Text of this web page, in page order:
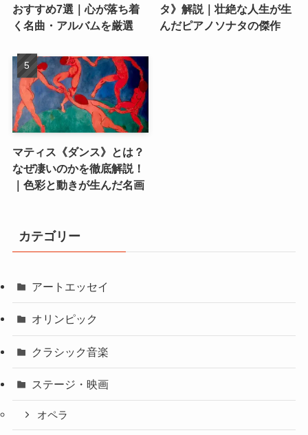
おすすめ7選｜心が落ち着
く名曲・アルバムを厳選
タ》解説｜壮絶な人生が生
んだピアノソナタの傑作
マティス《ダンス》とは？
なぜ凄いのかを徹底解説！
｜色彩と動きが生んだ名画
カテゴリー
アートエッセイ
オリンピック
クラシック音楽
ステージ・映画
オペラ